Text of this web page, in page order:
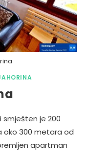
smješten je 200
oko 300 metara od
apartman